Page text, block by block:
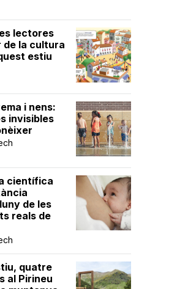
lectores
de la cultura
estiu
i nens:
invisibles
científica
de les
reals de
quatre
al Pirineu